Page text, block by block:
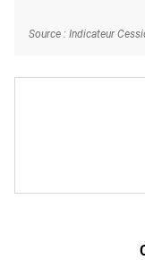
Source : Indicateur